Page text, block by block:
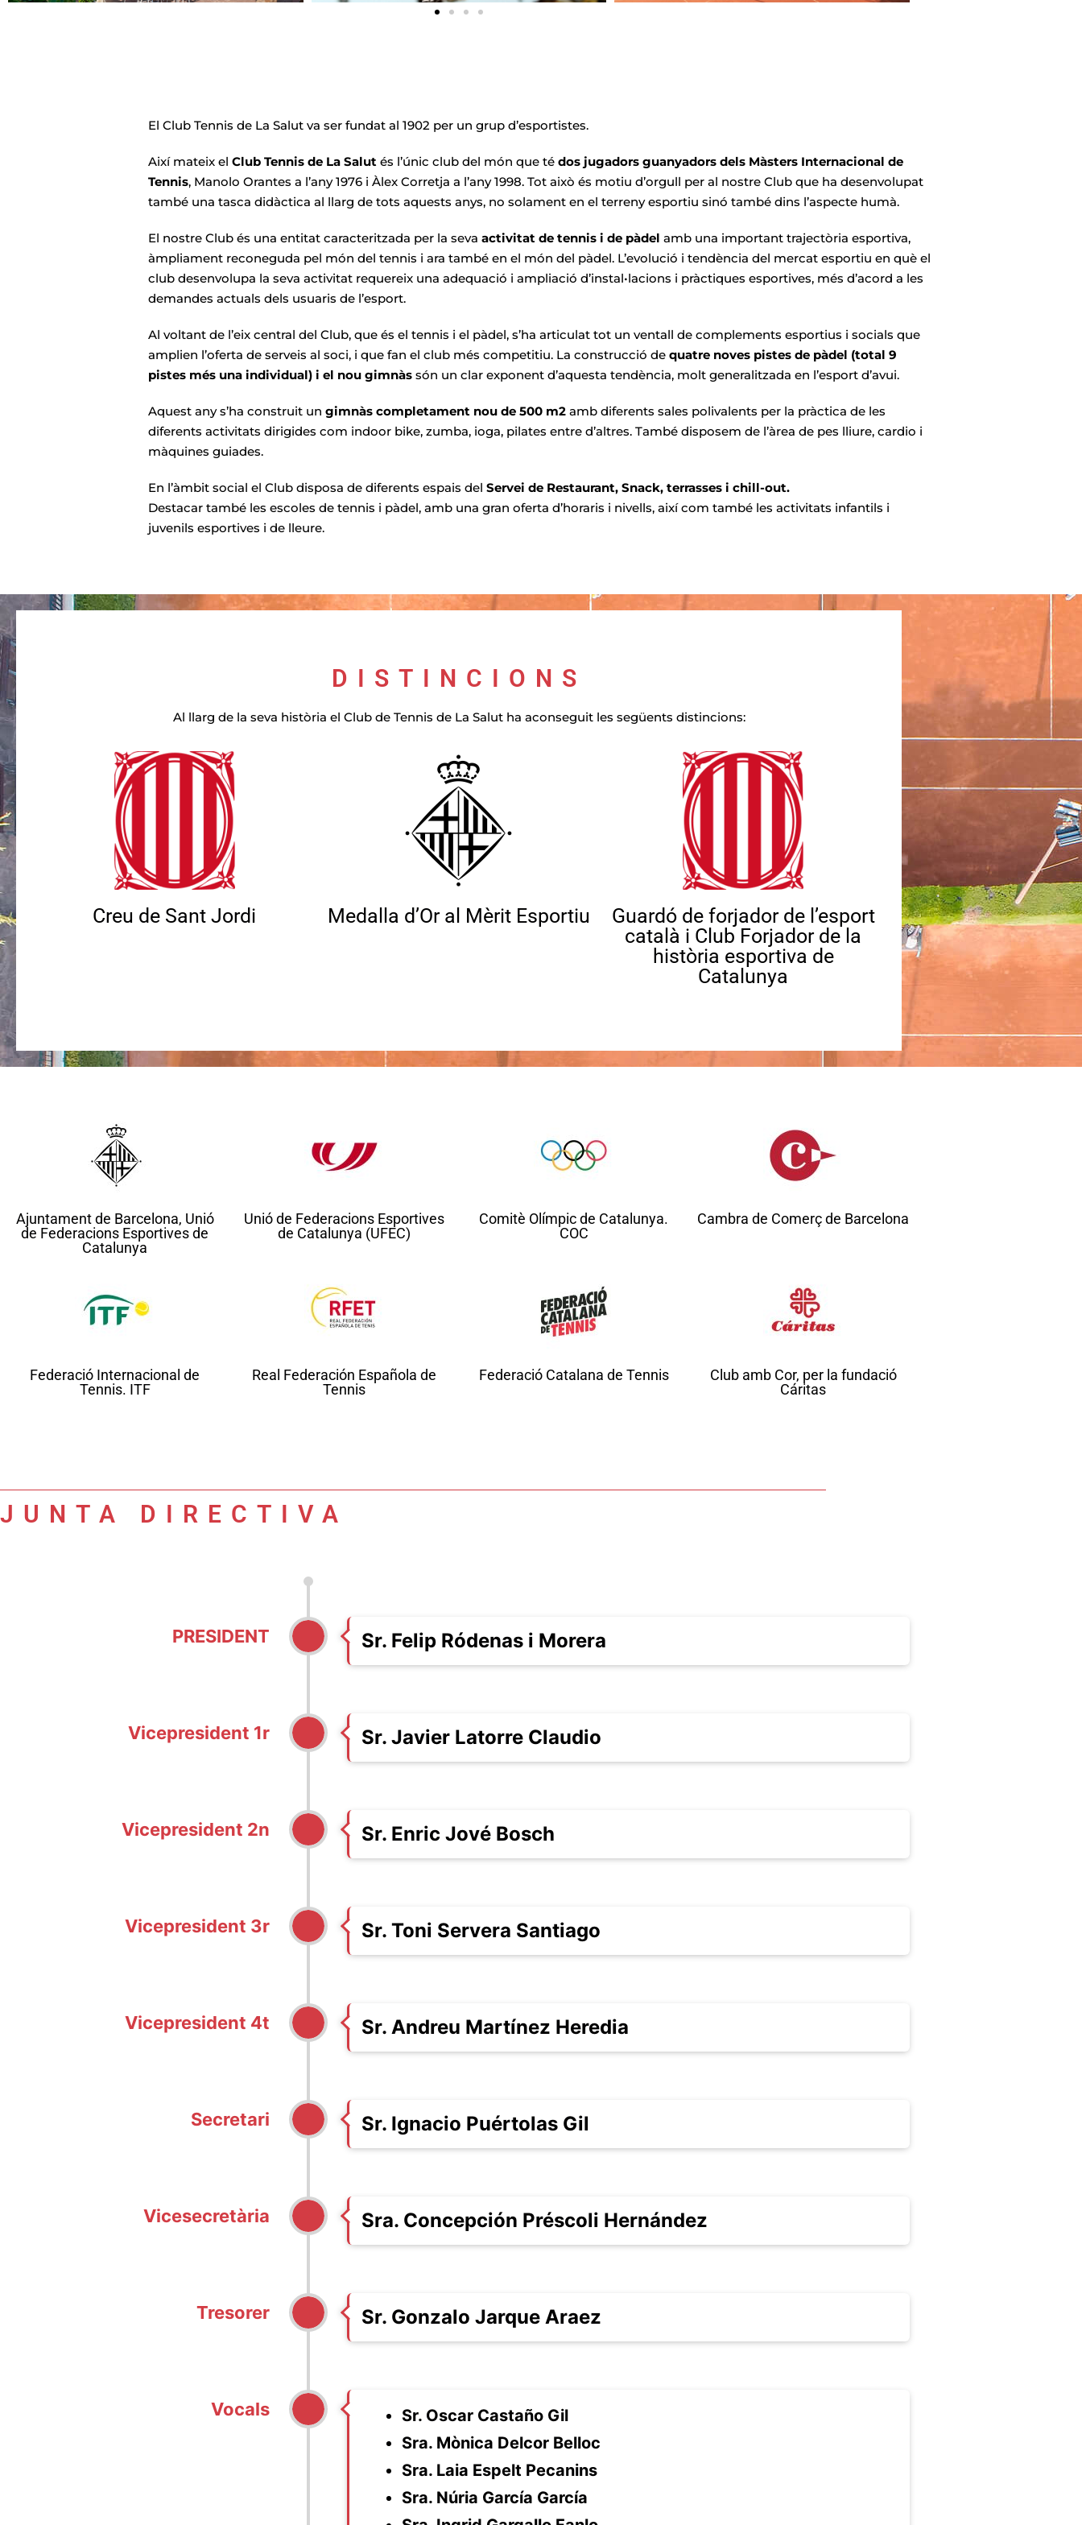
El Club Tennis de La Salut va ser fundat al 1902 per un grup d’esportistes.
Així mateix elClub Tennis de La Salut és l’únic club del món que tédos jugadors guanyadors dels Màsters Internacional de
Tennis, Manolo Orantes a l’any 1976 i Àlex Corretja a l’any 1998. Tot això és motiu d’orgull per al nostre Club que ha desenvolupat
també una tasca didàctica al llarg de tots aquests anys, no solament en el terreny esportiu sinó també dins l’aspecte humà.
El nostre Club és una entitat caracteritzada per la sevaactivitat de tennis i de pàdel amb una important trajectòria esportiva,
àmpliament reconeguda pel món del tennis i ara també en el món del pàdel. L’evolució i tendència del mercat esportiu en què el
club desenvolupa la seva activitat requereix una adequació i ampliació d’instal•lacions i pràctiques esportives, més d’acord a les
demandes actuals dels usuaris de l’esport.
Al voltant de l’eix central del Club, que és el tennis i el pàdel, s’ha articulat tot un ventall de complements esportius i socials que
amplien l’oferta de serveis al soci, i que fan el club més competitiu. La construcció dequatre noves pistes de pàdel (total 9
pistes més una individual) i el nou gimnàs són un clar exponent d’aquesta tendència, molt generalitzada en l’esport d’avui.
Aquest any s’ha construit un gimnàs completament nou de 500 m2 amb diferents sales polivalents per la pràctica de les
diferents activitats dirigides com indoor bike, zumba, ioga, pilates entre d’altres. També disposem de l’àrea de pes lliure, cardio i
màquines guiades.
En l’àmbit social el Club disposa de diferents espais delServei de Restaurant, Snack, terrasses i chill-out.
Destacar també les escoles de tennis i pàdel, amb una gran oferta d’horaris i nivells, així com també les activitats infantils i
juvenils esportives i de lleure.
DISTINCIONS
Al llarg de la seva història el Club de Tennis de La Salut ha aconseguit les següents distincions:
Creu de Sant Jordi Medalla d’Or al Mèrit Esportiu
Guardó de forjador de l’esport
català i Club Forjador de la
història esportiva de
Catalunya
Ajuntament de Barcelona, Unió
de Federacions Esportives de
Catalunya
Unió de Federacions Esportives
de Catalunya (UFEC)
Comitè Olímpic de Catalunya.
COC
Cambra de Comerç de Barcelona
Federació Internacional de
Tennis. ITF
Real Federación Española de
Tennis
Federació Catalana de Tennis
Club amb Cor, per la fundació
Cáritas
JUNTA DIRECTIVA
PRESIDENT Sr. Felip Ródenas i Morera
Vicepresident 1r Sr. Javier Latorre Claudio
Vicepresident 2n Sr. Enric Jové Bosch
Vicepresident 3r Sr. Toni Servera Santiago
Vicepresident 4t Sr. Andreu Martínez Heredia
Secretari Sr. Ignacio Puértolas Gil
Vicesecretària Sra. Concepción Préscoli Hernández
Tresorer Sr. Gonzalo Jarque Araez
Vocals
Sr. Oscar Castaño Gil
Sra. Mònica Delcor Belloc
Sra. Laia Espelt Pecanins
Sra. Núria García García